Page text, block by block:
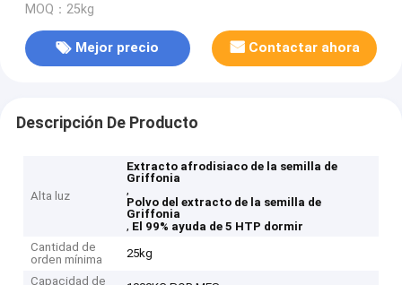
MOQ：25kg
Mejor precio Contactar ahora
Descripción De Producto
Alta luz
Extracto afrodisiaco de la semilla de
Griffonia
,
Polvo del extracto de la semilla de
Griffonia
, El 99% ayuda de 5 HTP dormir
Cantidad de
orden mínima
25kg
Capacidad de